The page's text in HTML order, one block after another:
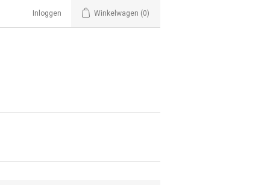
Inloggen Winkelwagen (0)